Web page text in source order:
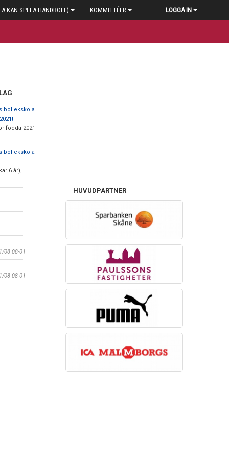
KAN SPELA HANDBOLL) KOMMITTÉER LOGGA IN
bollekskola
födda 2021
bollekskola
6 år)
08 08-01
08 08-01
HUVUDPARTNER